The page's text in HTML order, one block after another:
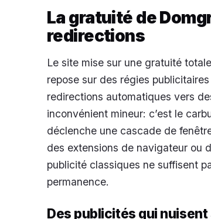
La gratuité de
redirections
Le site mise sur une gratuité
repose sur des régies
redirections automatiques vers
inconvénient mineur: c’est le
déclenche une cascade de
des extensions de navigateur ou
publicité classiques ne suffisent
permanence.
Des publicités qui